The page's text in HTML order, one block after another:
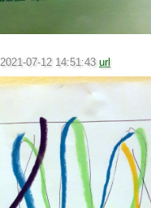
2021-07-12 14:51:43 url